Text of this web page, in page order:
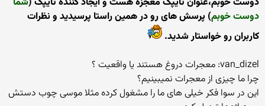
دوست خوبم) پرسش های رو در همین راستا پرسیدید و نظرات
کاربران رو خواستار شدید.
van_dizel: معجرات دروغ هستند یا واقعیت ؟
چرا ما چیزی از معجرات نمیبینیم؟
این در سوا فكر خیلی های ما را مشغول كرده مثلا موسی چوب دستش